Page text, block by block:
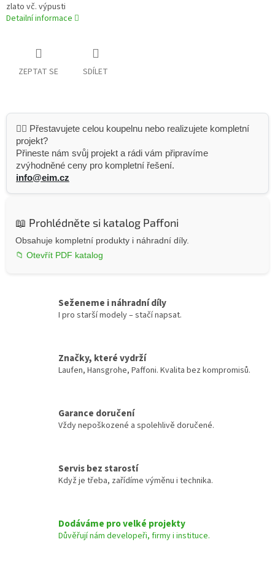
zlato vč. výpusti
Detailní informace
ZEPTAT SE SDÍLET
👷‍♂️ Přestavujete celou koupelnu nebo realizujete kompletní
projekt?
Přineste nám svůj projekt a rádi vám připravíme
zvýhodněné ceny pro kompletní řešení.
info@eim.cz
📖 Prohlédněte si katalog Paffoni
Obsahuje kompletní produkty i náhradní díly.
📁 Otevřít PDF katalog
Seženeme i náhradní díly
I pro starší modely – stačí napsat.
Značky, které vydrží
Laufen, Hansgrohe, Paffoni. Kvalita bez kompromisů.
Garance doručení
Vždy nepoškozené a spolehlivě doručené.
Servis bez starostí
Když je třeba, zařídíme výměnu i technika.
Dodáváme pro velké projekty
Důvěřují nám developeři, firmy i instituce.